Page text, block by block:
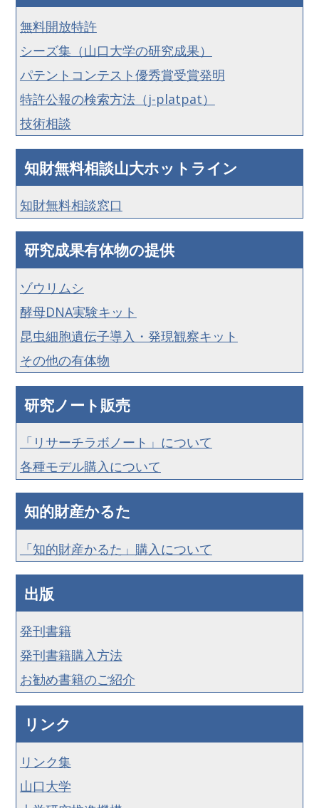
無料開放特許
シーズ集（山口大学の研究成果）
パテントコンテスト優秀賞受賞発明
特許公報の検索方法（j-platpat）
技術相談
知財無料相談山大ホットライン
知財無料相談窓口
研究成果有体物の提供
ゾウリムシ
酵母DNA実験キット
昆虫細胞遺伝子導入・発現観察キット
その他の有体物
研究ノート販売
「リサーチラボノート」について
各種モデル購入について
知的財産かるた
「知的財産かるた」購入について
出版
発刊書籍
発刊書籍購入方法
お勧め書籍のご紹介
リンク
リンク集
山口大学